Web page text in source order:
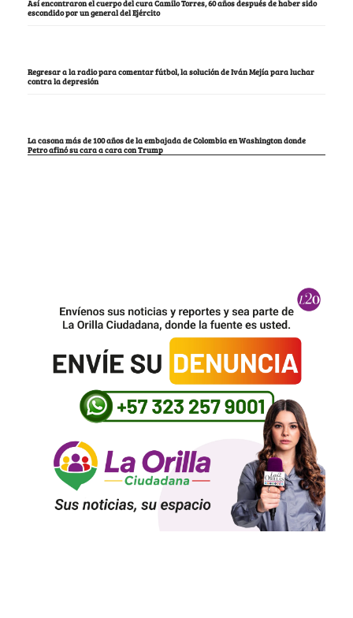
Así encontraron el cuerpo del cura Camilo Torres, 60 años después de haber sido
escondido por un general del Ejército
Regresar a la radio para comentar fútbol, la solución de Iván Mejía para luchar
contra la depresión
La casona más de 100 años de la embajada de Colombia en Washington donde
Petro afinó su cara a cara con Trump